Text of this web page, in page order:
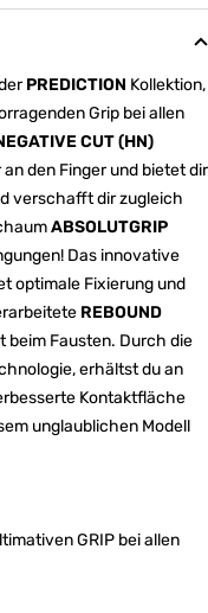
PREDICTION Kollektion,
Grip bei allen
CUT (HN)
den Finger und bietet dir
verschafft dir zugleich
ABSOLUTGRIP
Das innovative
optimale Fixierung und
REBOUND
beim Fausten. Durch die
erhältst du an
Kontaktfläche
unglaublichen Modell
GRIP bei allen